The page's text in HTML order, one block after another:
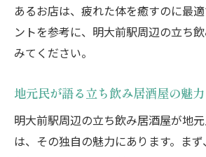
明大前駅で立ち飲み居酒屋
明大前駅で立ち飲み居酒屋を満
する銘店
銘店と呼ばれる理由とは
特別な料理とお酒の魅力
あるお店は、疲れた体を癒すのに最
ントを参考に、明大前駅周辺の立ち
みてください。
地元民が語る立ち飲み居酒屋の魅力
明大前駅周辺の立ち飲み居酒屋が地
は、その独自の魅力にあります。ま